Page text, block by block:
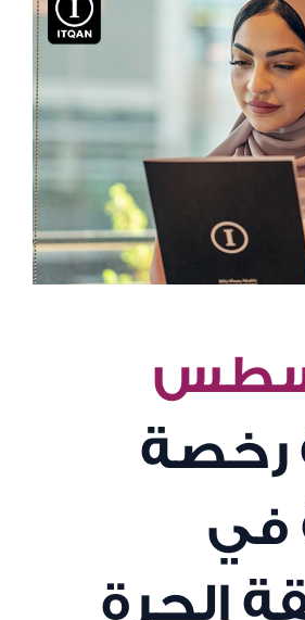
رخصة
في
الحرة